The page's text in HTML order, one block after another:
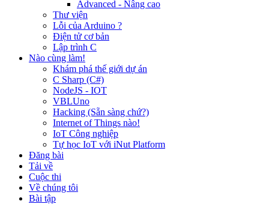
Advanced - Nâng cao
Thư viện
Lỗi của Arduino ?
Điện tử cơ bản
Lập trình C
Nào cùng làm!
Khám phá thế giới dự án
C Sharp (C#)
NodeJS - IOT
VBLUno
Hacking (Sẵn sàng chứ?)
Internet of Things nào!
IoT Công nghiệp
Tự học IoT với iNut Platform
Đăng bài
Tải về
Cuộc thi
Về chúng tôi
Bài tập